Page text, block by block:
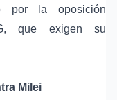
por la oposición
que exigen su
Milei